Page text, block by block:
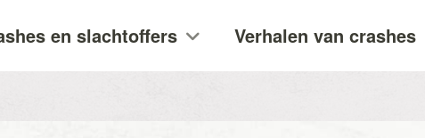
en slachtoffers Verhalen van crashes